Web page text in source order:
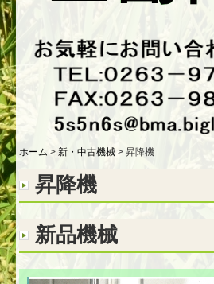
各種選別機
その他の穀物加工機械
倉庫・展示場
穀物選別見本
採用情報
ホーム 新・中古機械 昇降機
昇降機
新品機械